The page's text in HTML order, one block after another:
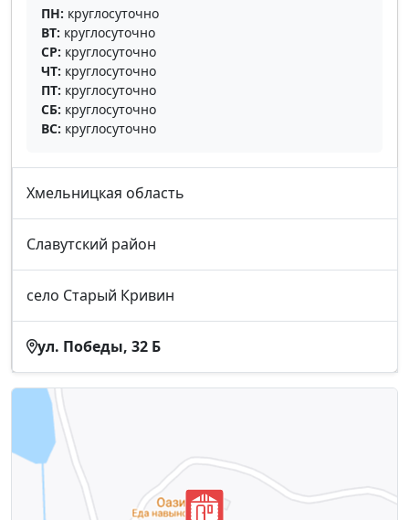
ПН: круглосуточно
ВТ: круглосуточно
СР: круглосуточно
ЧТ: круглосуточно
ПТ: круглосуточно
СБ: круглосуточно
ВС: круглосуточно
Хмельницкая область
Славутский район
село Старый Кривин
ул. Победы, 32 Б